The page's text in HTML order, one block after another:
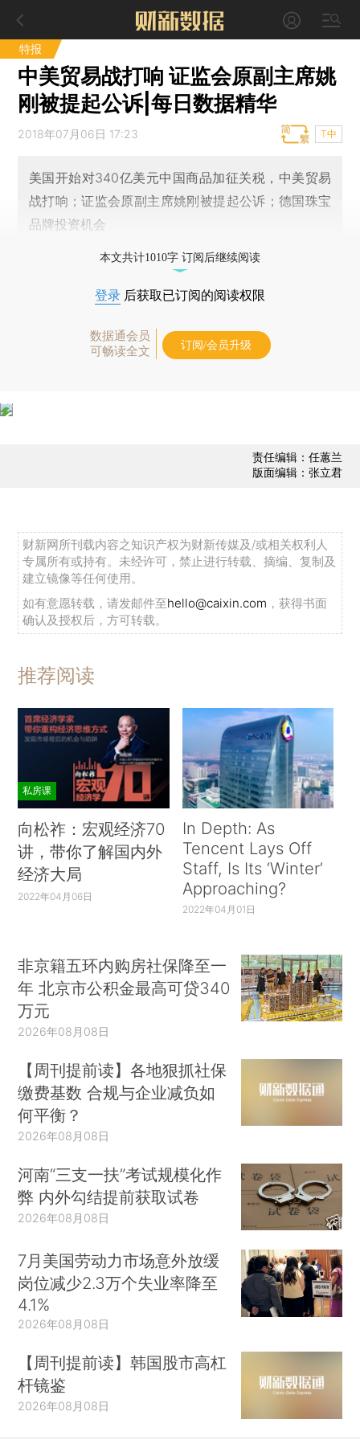
特报
中美贸易战打响 证监会原副主席姚
刚被提起公诉|每日数据精华
2018年07月06日 17:23 T中
美国开始对340亿美元中国商品加征关税，中美贸易
战打响；证监会原副主席姚刚被提起公诉；德国珠宝
品牌投资机会
本文共计1010字 订阅后继续阅读
登录 后获取已订阅的阅读权限
数据通会员
可畅读全文
订阅/会员升级
责任编辑：任蕙兰
版面编辑：张立君
财新网所刊载内容之知识产权为财新传媒及/或相关权利人
专属所有或持有。未经许可，禁止进行转载、摘编、复制及
建立镜像等任何使用。
如有意愿转载，请发邮件至hello@caixin.com ，获得书面
确认及授权后，方可转载。
推荐阅读
私房课
向松祚：宏观经济70
讲，带你了解国内外
经济大局
2022年04月06日
In Depth: As
Tencent Lays Off
Staff, Is Its ‘Winter’
Approaching?
2022年04月01日
非京籍五环内购房社保降至一
年 北京市公积金最高可贷340
万元
2026年08月08日
【周刊提前读】各地狠抓社保
缴费基数 合规与企业减负如
何平衡？
2026年08月08日
河南“三支一扶”考试规模化作
弊 内外勾结提前获取试卷
2026年08月08日
7月美国劳动力市场意外放缓
岗位减少2.3万个失业率降至
4.1%
2026年08月08日
【周刊提前读】韩国股市高杠
杆镜鉴
2026年08月08日